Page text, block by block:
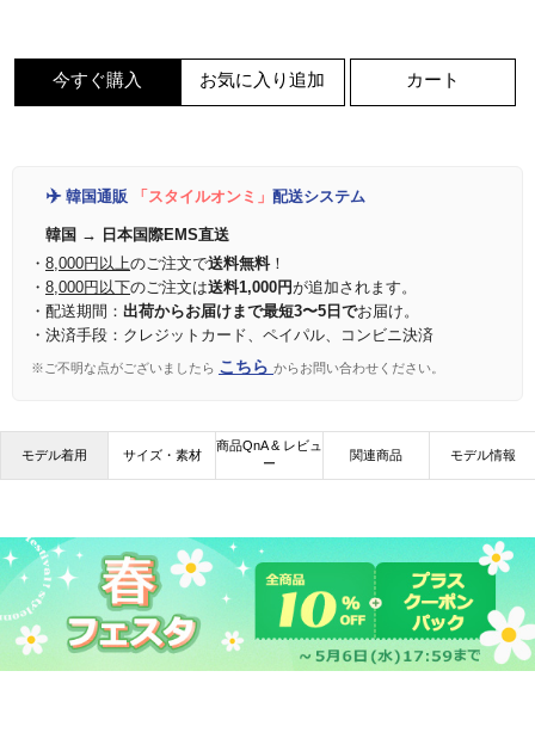
今すぐ購入 お気に入り追加 カート
✈️ 韓国通販 「スタイルオンミ」 配送システム
韓国 → 日本国際EMS直送
・ 8,000円以上のご注文で送料無料！
・ 8,000円以下のご注文は送料1,000円が追加されます。
・配送期間： 出荷からお届けまで最短3〜5日でお届け。
・決済手段：クレジットカード、ペイパル、コンビニ決済
※ご不明な点がございましたら こちら からお問い合わせください。
モデル着用 サイズ・素材
商品QnA & レビュ
ー
関連商品 モデル情報